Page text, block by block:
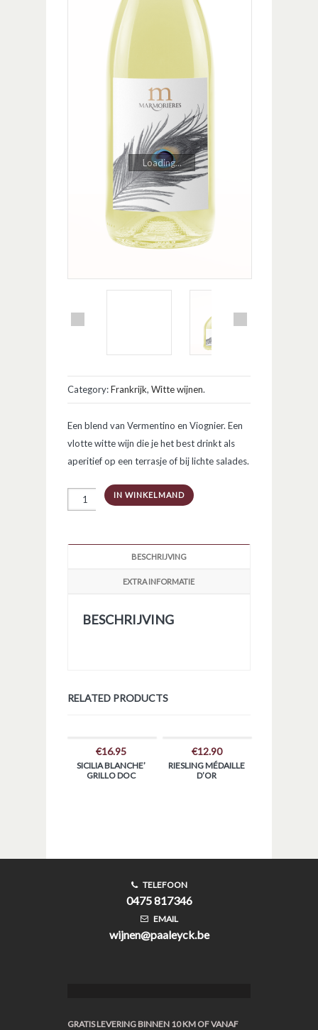
Loading...
Category:Frankrijk, Witte wijnen.
Een blend van Vermentino en Viognier. Een
vlotte witte wijn die je het best drinkt als
aperitief op een terrasje of bij lichte salades.
IN WINKELMAND
BESCHRIJVING
EXTRA INFORMATIE
BESCHRIJVING
RELATED PRODUCTS
€16.95
SICILIA BLANCHE’
GRILLO DOC
€12.90
RIESLING MÉDAILLE
D’OR
TELEFOON
0475 817346
EMAIL
wijnen@paaleyck.be
GRATIS LEVERING BINNEN 10 KM OF VANAF